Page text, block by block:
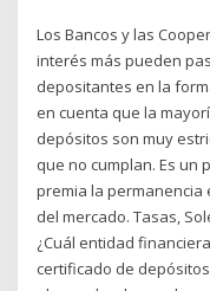
Los Bancos y las
interés más pueden
depositantes en la
en cuenta que la
depósitos son muy
que no cumplan. Es un
premia la permanencia
del mercado. Tasas,
¿Cuál entidad
certificado de